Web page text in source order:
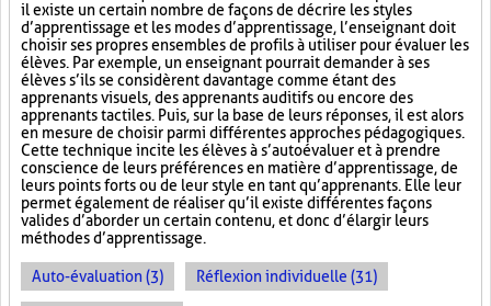
il existe un certain nombre de façons de décrire les styles
d’apprentissage et les modes d’apprentissage, l’enseignant doit
choisir ses propres ensembles de profils à utiliser pour évaluer les
élèves. Par exemple, un enseignant pourrait demander à ses
élèves s’ils se considèrent davantage comme étant des
apprenants visuels, des apprenants auditifs ou encore des
apprenants tactiles. Puis, sur la base de leurs réponses, il est alors
en mesure de choisir parmi différentes approches pédagogiques.
Cette technique incite les élèves à s’autoévaluer et à prendre
conscience de leurs préférences en matière d’apprentissage, de
leurs points forts ou de leur style en tant qu’apprenants. Elle leur
permet également de réaliser qu’il existe différentes façons
valides d’aborder un certain contenu, et donc d’élargir leurs
méthodes d’apprentissage.
Auto-évaluation (3) Réflexion individuelle (31)